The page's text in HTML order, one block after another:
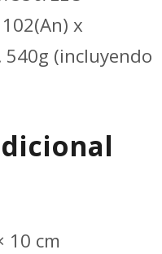
x
540g (incluyendo
10 cm